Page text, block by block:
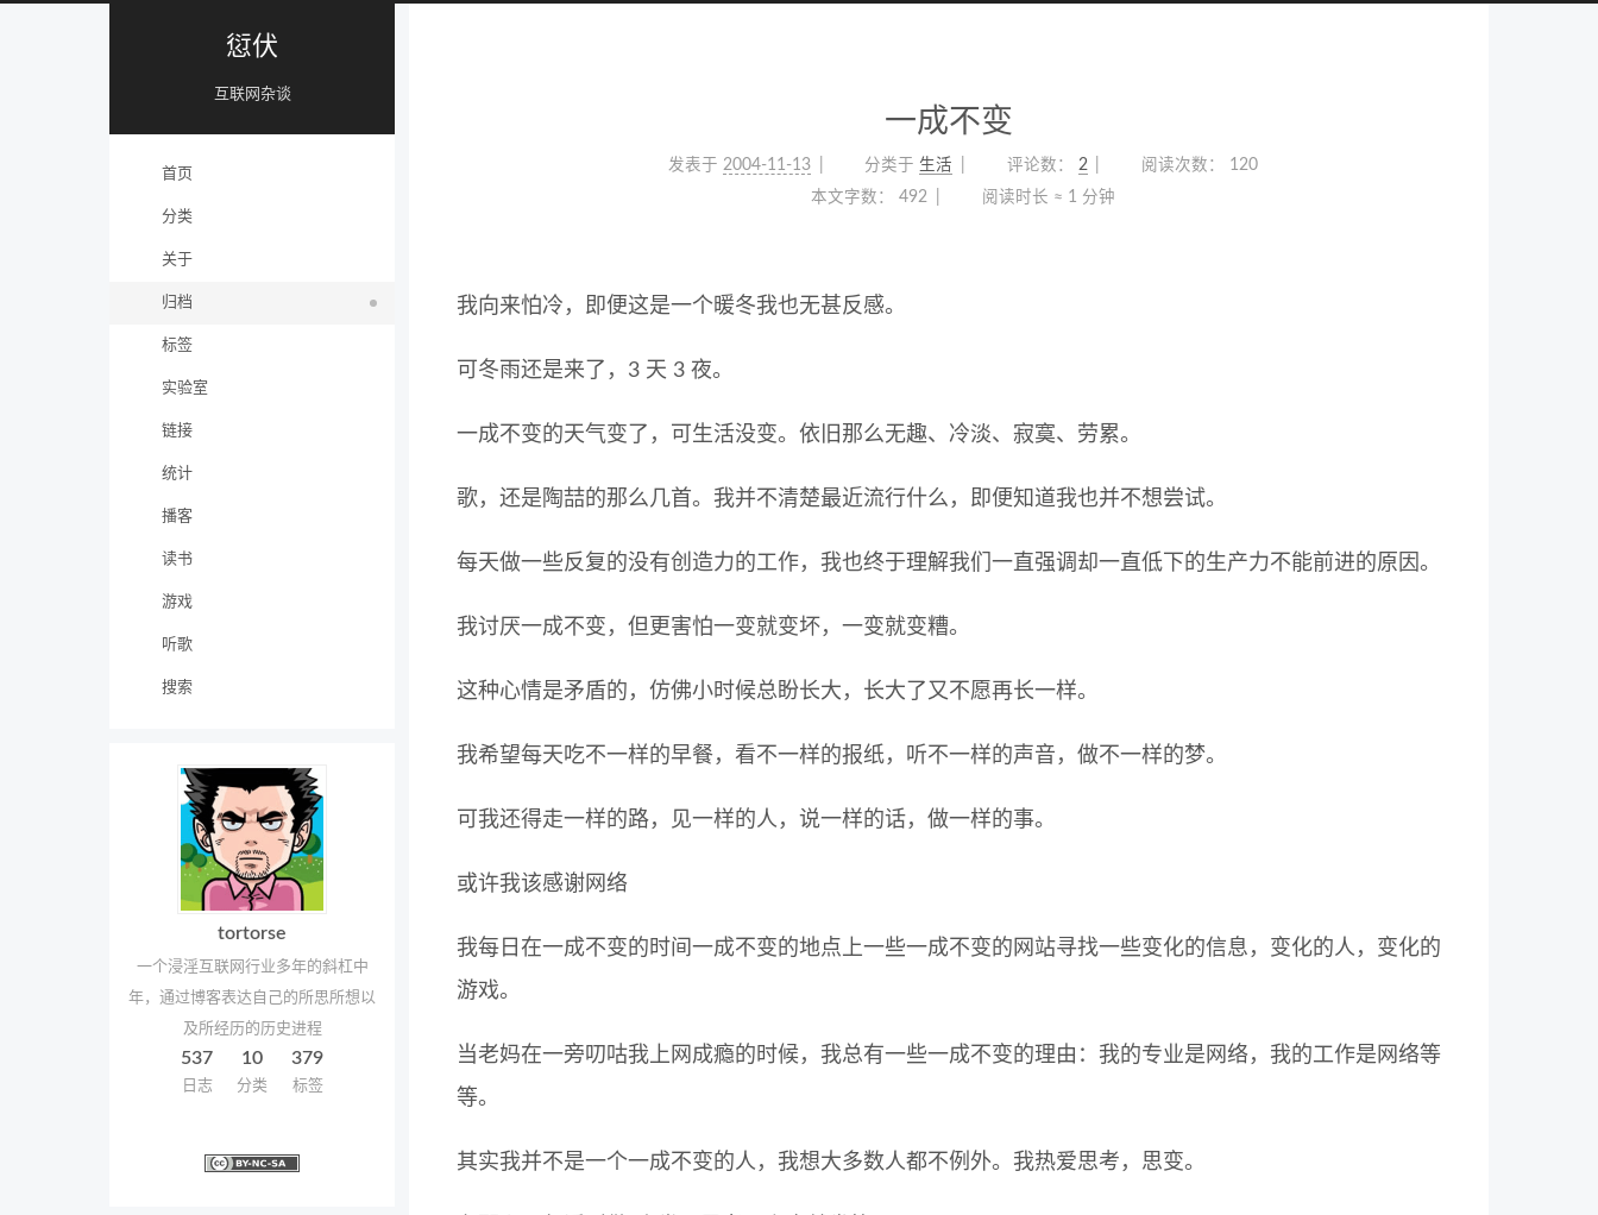
愆伏
互联网杂谈
首页
分类
关于
归档
标签
实验室
链接
统计
播客
读书
游戏
听歌
搜索
tortorse
一个浸淫互联网行业多年的斜杠中
年，通过博客表达自己的所思所想以
及所经历的历史进程
537
日志
10
分类
379
标签
一成不变
发表于 2004-11-13 分类于 生活 评论数： 2 阅读次数：
120
本文字数：
492 阅读时长 ≈ 1 分钟
我向来怕冷，即便这是一个暖冬我也无甚反感。
可冬雨还是来了，3 天 3 夜。
一成不变的天气变了，可生活没变。依旧那么无趣、冷淡、寂寞、劳累。
歌，还是陶喆的那么几首。我并不清楚最近流行什么，即便知道我也并不想尝试。
每天做一些反复的没有创造力的工作，我也终于理解我们一直强调却一直低下的生产力不能前进的原因。
我讨厌一成不变，但更害怕一变就变坏，一变就变糟。
这种心情是矛盾的，仿佛小时候总盼长大，长大了又不愿再长一样。
我希望每天吃不一样的早餐，看不一样的报纸，听不一样的声音，做不一样的梦。
可我还得走一样的路，见一样的人，说一样的话，做一样的事。
或许我该感谢网络
我每日在一成不变的时间一成不变的地点上一些一成不变的网站寻找一些变化的信息，变化的人，变化的
游戏。
当老妈在一旁叨咕我上网成瘾的时候，我总有一些一成不变的理由：我的专业是网络，我的工作是网络等
等。
其实我并不是一个一成不变的人，我想大多数人都不例外。我热爱思考，思变。